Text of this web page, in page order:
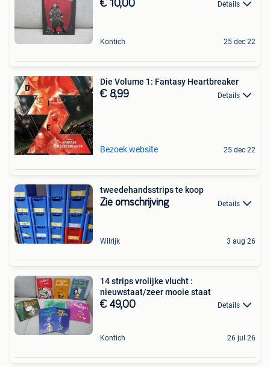
€ 10,00 Details
Kontich 25 dec 22
Die Volume 1: Fantasy Heartbreaker
€ 8,99 Details
Bezoek website 25 dec 22
tweedehandsstrips te koop
Zie omschrijving Details
Wilrijk 3 aug 26
14 strips vrolijke vlucht :
nieuwstaat/zeer mooie staat
€ 49,00 Details
Kontich 26 jul 26